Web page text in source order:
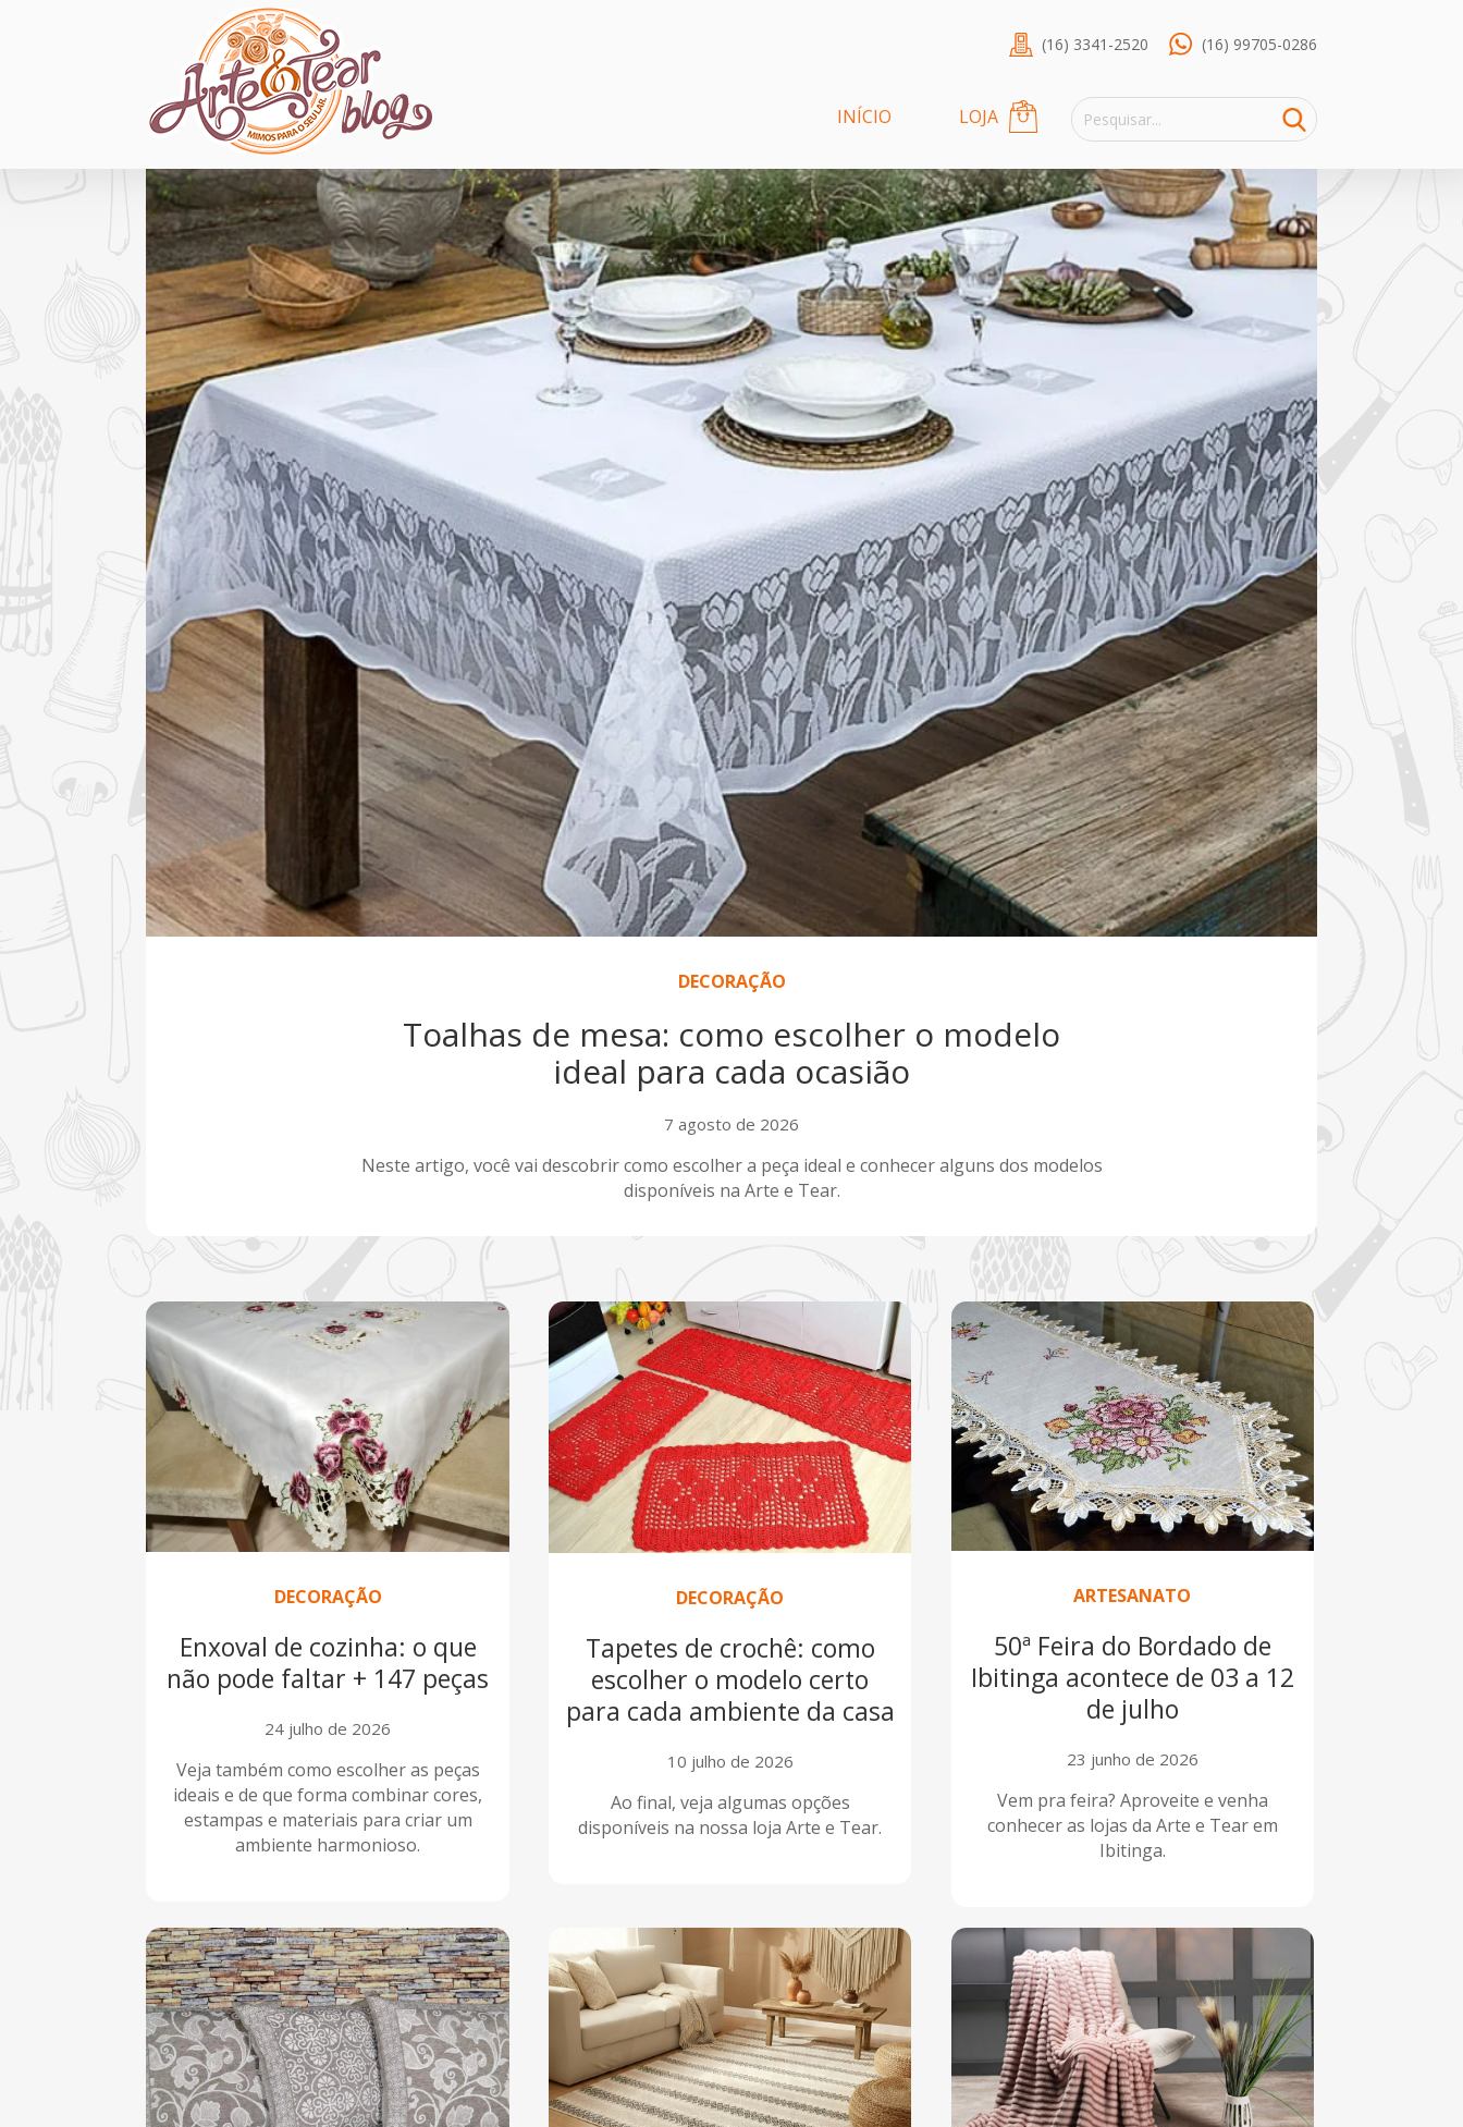
(16) 3341-2520 (16) 99705-0286
INÍCIO LOJA
DECORAÇÃO
Toalhas de mesa: como escolher o modelo
ideal para cada ocasião
7 agosto de 2026
Neste artigo, você vai descobrir como escolher a peça ideal e conhecer alguns dos modelos
disponíveis na Arte e Tear.
DECORAÇÃO
Enxoval de cozinha: o que
não pode faltar + 147 peças
24 julho de 2026
Veja também como escolher as peças
ideais e de que forma combinar cores,
estampas e materiais para criar um
ambiente harmonioso.
DECORAÇÃO
Tapetes de crochê: como
escolher o modelo certo
para cada ambiente da casa
10 julho de 2026
Ao final, veja algumas opções
disponíveis na nossa loja Arte e Tear.
ARTESANATO
50ª Feira do Bordado de
Ibitinga acontece de 03 a 12
de julho
23 junho de 2026
Vem pra feira? Aproveite e venha
conhecer as lojas da Arte e Tear em
Ibitinga.